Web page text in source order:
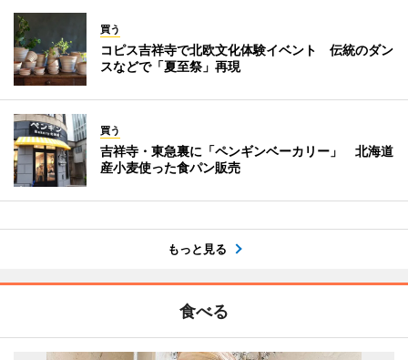
買う
コピス吉祥寺で北欧文化体験イベント 伝統のダン
スなどで「夏至祭」再現
買う
吉祥寺・東急裏に「ペンギンベーカリー」 北海道
産小麦使った食パン販売
もっと見る
食べる